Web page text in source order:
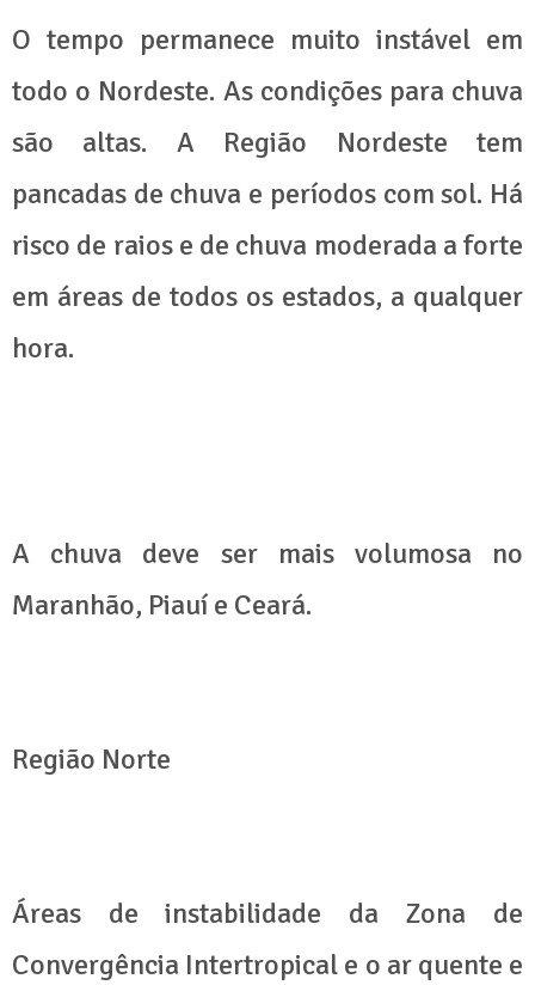
O tempo permanece muito instável em
todo o Nordeste. As condições para chuva
são altas. A Região Nordeste tem
pancadas de chuva e períodos com sol. Há
risco de raios e de chuva moderada a forte
em áreas de todos os estados, a qualquer
hora.
A chuva deve ser mais volumosa no
Maranhão, Piauí e Ceará.
Região Norte
Áreas de instabilidade da Zona de
Convergência Intertropical e o ar quente e